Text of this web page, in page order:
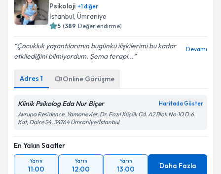
Psikoloji +1diğer
İstanbul, Ümraniye
5 (389 Değerlendirme)
Çocukluk yaşantılarımın bugünkü ilişkilerimi bu kadar
etkilediğini bilmiyordum. Şema terapi...
Devamı
Adres 1 Online Görüşme
Klinik Psikolog Eda Nur Biçer Haritada Göster
Avrupa Residence, Yamanevler, Dr. Fazıl Küçük Cd. A2 Blok No:10 D:6.
Kat, Daire 24, 34764 Ümraniye/İstanbul
En Yakın Saatler
Yarın
11:00
Yarın
12:00
Yarın
13:00 Daha Fazla